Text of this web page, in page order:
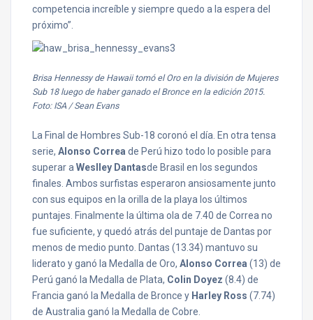
competencia increíble y siempre quedo a la espera del
próximo”.
Brisa Hennessy de Hawaii tomó el Oro en la división de Mujeres
Sub 18 luego de haber ganado el Bronce en la edición 2015.
Foto: ISA / Sean Evans
La Final de Hombres Sub-18 coronó el día. En otra tensa
serie, Alonso Correa de Perú hizo todo lo posible para
superar a Weslley Dantasde Brasil en los segundos
finales. Ambos surfistas esperaron ansiosamente junto
con sus equipos en la orilla de la playa los últimos
puntajes. Finalmente la última ola de 7.40 de Correa no
fue suficiente, y quedó atrás del puntaje de Dantas por
menos de medio punto. Dantas (13.34) mantuvo su
liderato y ganó la Medalla de Oro, Alonso Correa (13) de
Perú ganó la Medalla de Plata, Colin Doyez (8.4) de
Francia ganó la Medalla de Bronce y Harley Ross (7.74)
de Australia ganó la Medalla de Cobre.